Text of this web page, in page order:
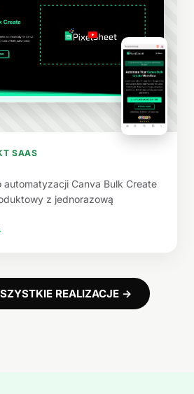
SAAS
automatyzacji Canva Bulk Create
z jednorazową
REALIZACJE →